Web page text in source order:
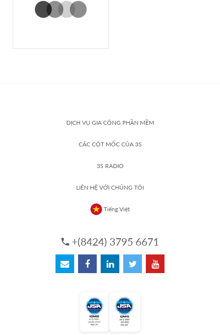
DỊCH VỤ GIA CÔNG PHẦN MỀM
CÁC CỘT MỐC CỦA 3S
3S RADIO
LIÊN HỆ VỚI CHÚNG TÔI
Tiếng Việt
+(8424) 3795 6671